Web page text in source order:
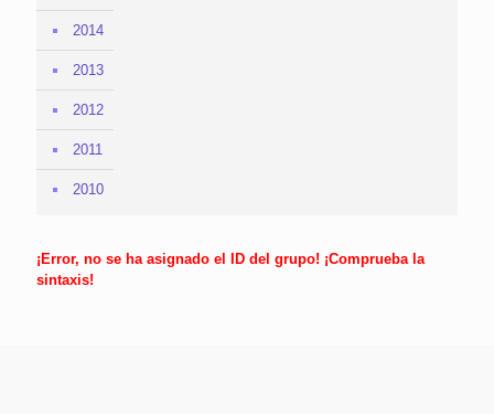
2014
2013
2012
2011
2010
¡Error, no se ha asignado el ID del grupo! ¡Comprueba la
sintaxis!